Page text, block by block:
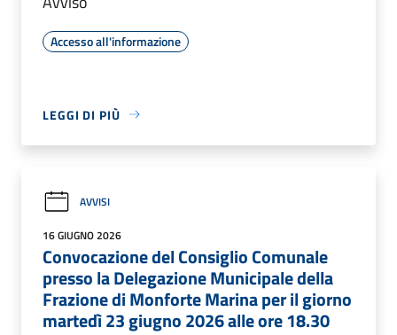
Accesso all'informazione
LEGGI DI PIÙ
AVVISI
16 GIUGNO 2026
Convocazione del Consiglio Comunale
presso la Delegazione Municipale della
Frazione di Monforte Marina per il giorno
martedì 23 giugno 2026 alle ore 18.30